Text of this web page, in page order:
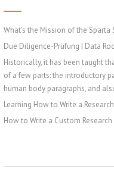
What’s the Mission of the
Due Diligence-Prüfung | Data
Historically, it has been taught
of a few parts: the introductory
human body paragraphs, and
Learning How to Write a
How to Write a Custom Research